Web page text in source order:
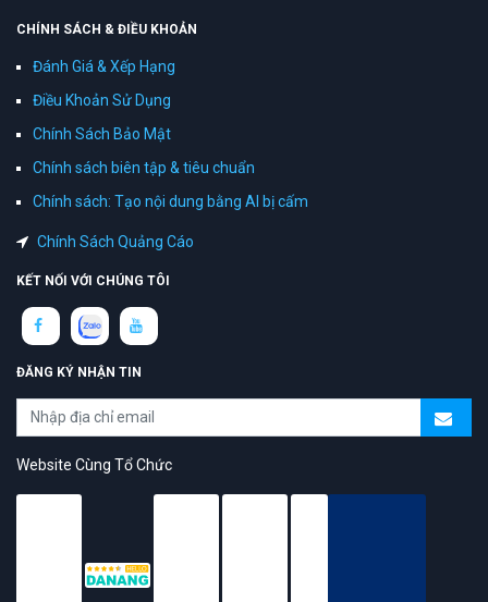
CHÍNH SÁCH & ĐIỀU KHOẢN
Đánh Giá & Xếp Hạng
Điều Khoản Sử Dụng
Chính Sách Bảo Mật
Chính sách biên tập & tiêu chuẩn
Chính sách: Tạo nội dung bằng AI bị cấm
Chính Sách Quảng Cáo
KẾT NỐI VỚI CHÚNG TÔI
ĐĂNG KÝ NHẬN TIN
Website Cùng Tổ Chức
topAZ Review vinh dự được người dùng bình chọn là nền tảng có
trải nghiệm tốt & chất lượng